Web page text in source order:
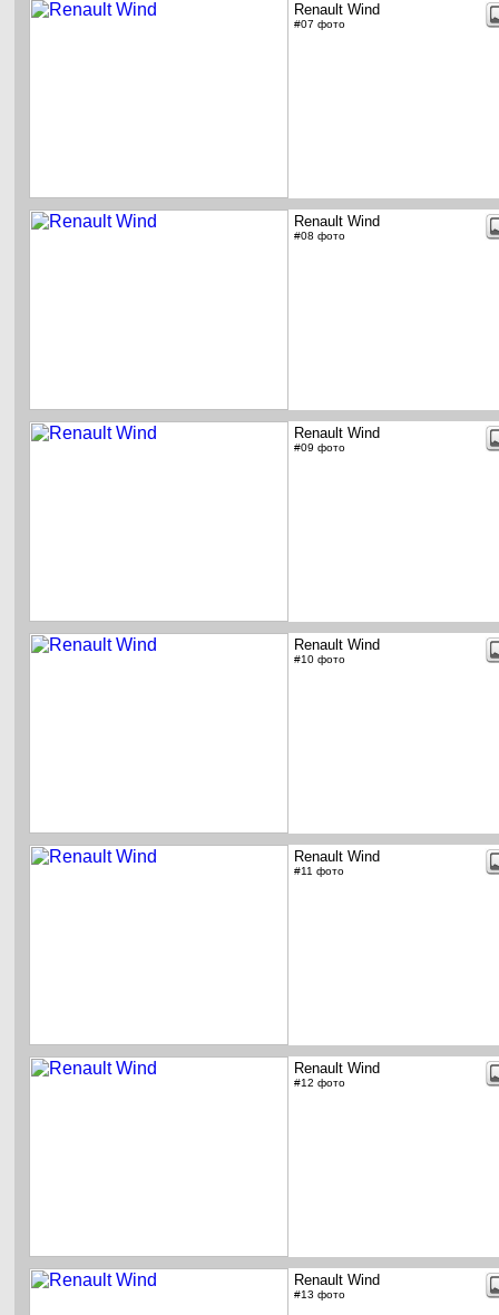
Renault Wind
#07 фото
Renault Wind
#08 фото
Renault Wind
#09 фото
Renault Wind
#10 фото
Renault Wind
#11 фото
Renault Wind
#12 фото
Renault Wind
#13 фото